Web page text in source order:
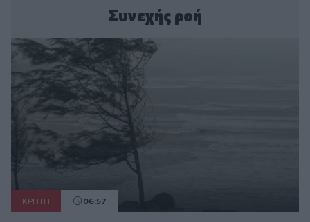
Συνεχής ροή
ΚΡΗΤΗ 06:57